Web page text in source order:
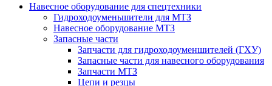
Навесное оборудование для спецтехники
Гидроходоуменьшители для МТЗ
Навесное оборудование МТЗ
Запасные части
Запчасти для гидроходоуменшителей (ГХУ)
Запасные части для навесного оборудования
Запчасти МТЗ
Цепи и резцы